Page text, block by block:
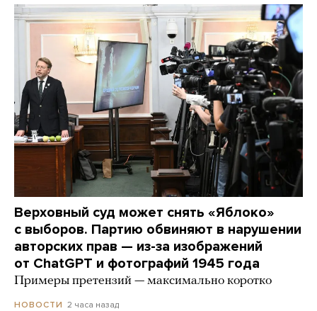
Верховный суд может снять «Яблоко»
с выборов. Партию обвиняют в нарушении
авторских прав — из-за изображений
от ChatGPT и фотографий 1945 года
Примеры претензий — максимально коротко
НОВОСТИ 2 часа назад